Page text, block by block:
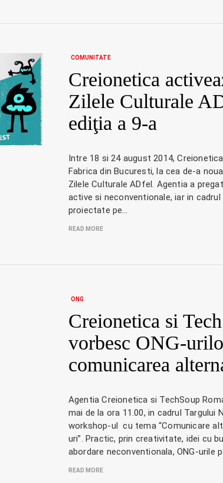
COMUNITATE
Creionetica
Zilele Culturale
ediţia a 9-a
Intre 18 si 24 august 2014,
Fabrica din Bucuresti, la cea de-a
Zilele Culturale ADfel. Agentia a
active si neconventionale, iar in
proiectate pe…
READ MORE
ONG
Creionetica si
vorbesc ONG-
comunicarea
Agentia Creionetica si TechSoup
mai de la ora 11.00, in cadrul Targului
workshop-ul cu tema “Comunicare
uri”. Practic, prin creativitate, idei cu
abordare neconventionala, ONG-urile
READ MORE